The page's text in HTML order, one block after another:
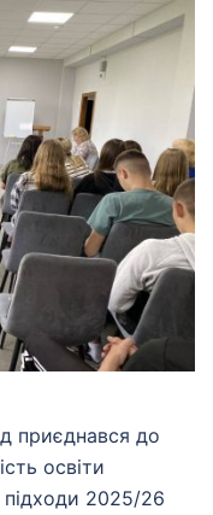
приєднався до
освіти
2025/26